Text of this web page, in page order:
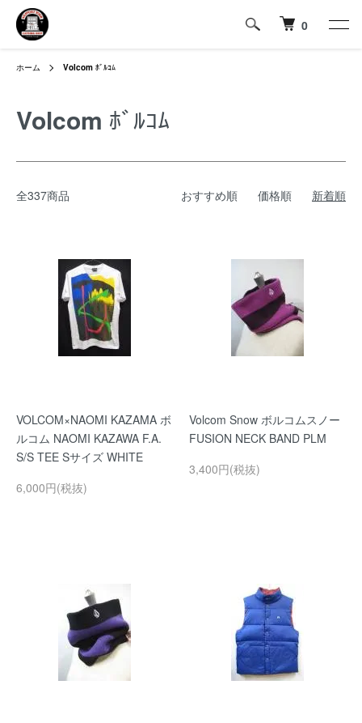
0
ホーム Volcom ﾎﾞﾙｺﾑ
Volcom ﾎﾞﾙｺﾑ
全337商品 おすすめ順 価格順 新着順
VOLCOM×NAOMI KAZAMA ボ
ルコム NAOMI KAZAWA F.A.
S/S TEE Sサイズ WHITE
6,000円(税抜)
Volcom Snow ボルコムスノー
FUSION NECK BAND PLM
3,400円(税抜)